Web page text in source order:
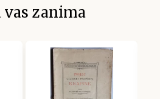
vas zanima